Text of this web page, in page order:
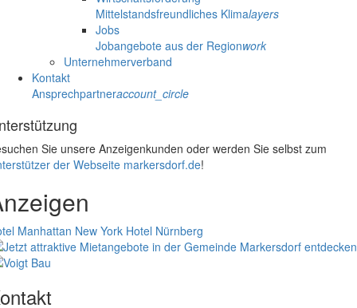
Mittelstandsfreundliches Klimalayers
Jobs
Jobangebote aus der Regionwork
Unternehmerverband
Kontakt
Ansprechpartneraccount_circle
Sie unsere Anzeigenkunden oder werden Sie selbst zum
der Webseite markersdorf.de!
Manhattan New York Hotel Nürnberg